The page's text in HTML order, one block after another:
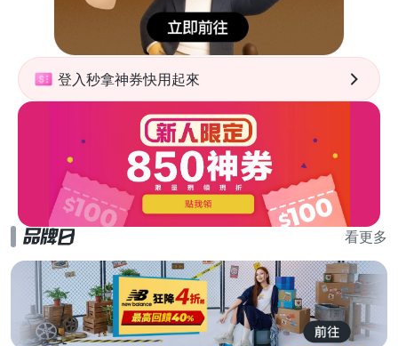
登入秒拿神券快用起來
看更多